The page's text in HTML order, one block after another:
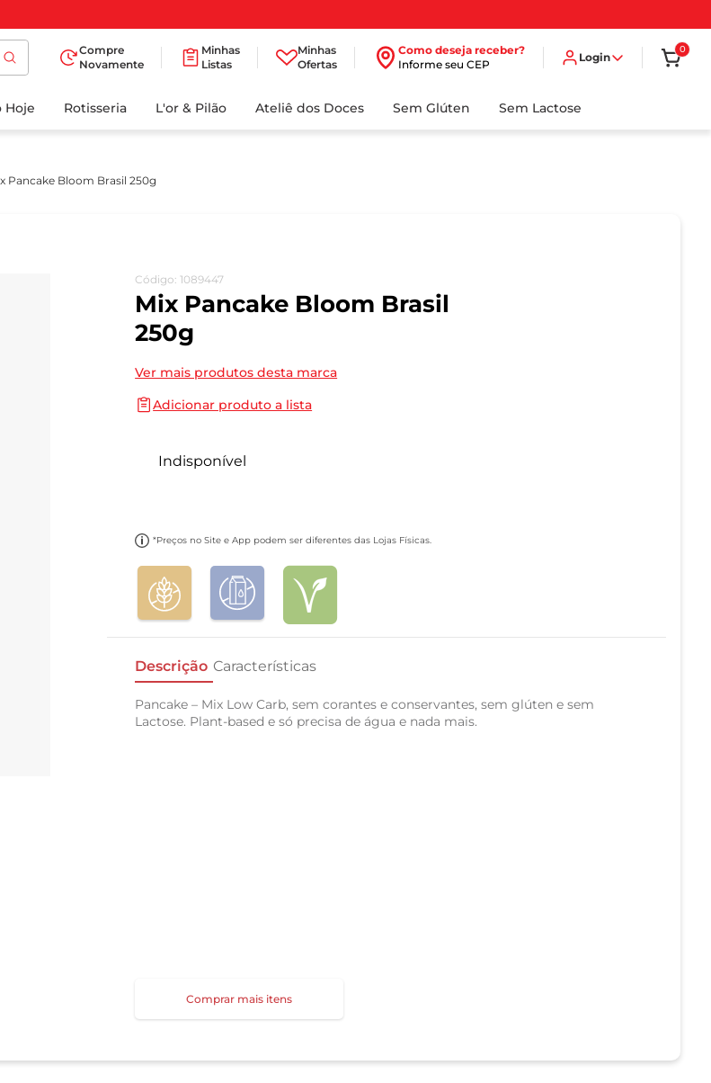
Compre
Novamente
Minhas
Listas
Minhas
Ofertas
Como deseja receber?
Informe seu CEP
Login
0
Hoje Rotisseria L'or & Pilão Ateliê dos Doces Sem Glúten Sem Lactose
Pancake Bloom Brasil 250g
Código: 1089447
Mix Pancake Bloom Brasil
250g
Ver mais produtos desta marca
Adicionar produto a lista
Indisponível
*Preços no Site e App podem ser diferentes das Lojas Físicas.
Descrição Características
Pancake – Mix Low Carb, sem corantes e conservantes, sem glúten e sem
Lactose. Plant-based e só precisa de água e nada mais.
Comprar mais itens
BUSCADOS